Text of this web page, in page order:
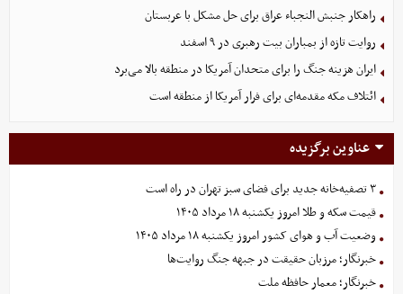
راهکار جنبش النجباء عراق برای حل مشکل با عربستان
روایت تازه از بمباران بیت رهبری در ۹ اسفند
ایران هزینه جنگ را برای متحدان آمریکا در منطقه بالا می‌برد
ائتلاف مکه مقدمه‌ای برای فرار آمریکا از منطقه است
عناوین برگزیده
۳ تصفیه‌خانه جدید برای فضای سبز تهران در راه است
قیمت سکه و طلا امروز یکشنبه ۱۸ مرداد ۱۴۰۵
وضعیت آب و هوای کشور امروز یکشنبه ۱۸ مرداد ۱۴۰۵
خبرنگار؛ مرزبان حقیقت در جبهه جنگ روایت‌ها
خبرنگار؛ معمار حافظه ملت